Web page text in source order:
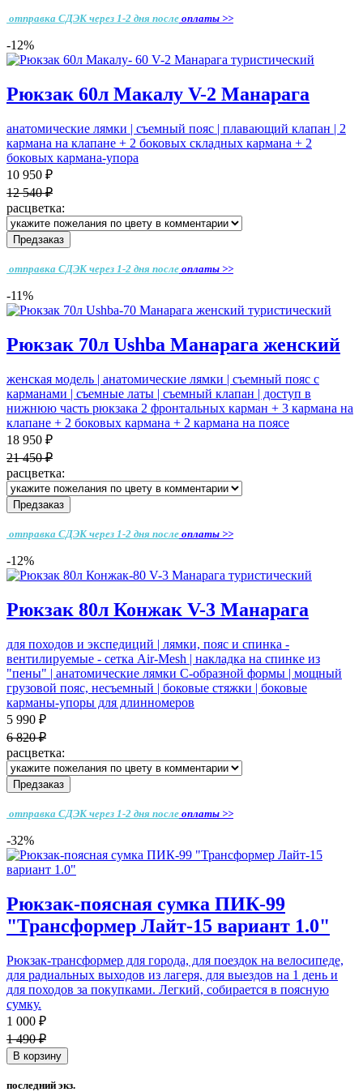
отправка СДЭК через 1-2 дня после оплаты >>
-12%
Рюкзак 60л Макалу V-2 Манарага
анатомические лямки | съемный пояс | плавающий клапан | 2
кармана на клапане + 2 боковых складных кармана + 2
боковых кармана-упора
10 950 ₽
12 540 ₽
расцветка:
Предзаказ
отправка СДЭК через 1-2 дня после оплаты >>
-11%
Рюкзак 70л Ushba Манарага женский
женская модель | анатомические лямки | съемный пояс с
карманами | съемные латы | съемный клапан | доступ в
нижнюю часть рюкзака 2 фронтальных карман + 3 кармана на
клапане + 2 боковых кармана + 2 кармана на поясе
18 950 ₽
21 450 ₽
расцветка:
Предзаказ
отправка СДЭК через 1-2 дня после оплаты >>
-12%
Рюкзак 80л Конжак V-3 Манарага
для походов и экспедиций | лямки, пояс и спинка -
вентилируемые - cетка Air-Mesh | накладка на спинке из
"пены" | анатомические лямки С-образной формы | мощный
грузовой пояс, несъемный | боковые стяжки | боковые
карманы-упоры для длинномеров
5 990 ₽
6 820 ₽
расцветка:
Предзаказ
отправка СДЭК через 1-2 дня после оплаты >>
-32%
Рюкзак-поясная сумка ПИК-99
"Трансформер Лайт-15 вариант 1.0"
Рюкзак-трансформер для города, для поездок на велосипеде,
для радиальных выходов из лагеря, для выездов на 1 день и
для походов за покупками. Легкий, собирается в поясную
сумку.
1 000 ₽
1 490 ₽
В корзину
последний экз.